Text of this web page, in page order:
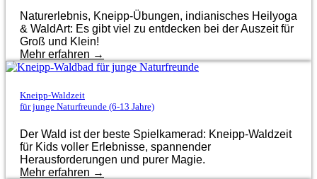
Naturerlebnis, Kneipp-Übungen, indianisches Heilyoga
& WaldArt: Es gibt viel zu entdecken bei der Auszeit für
Groß und Klein!
Mehr erfahren →
Kneipp-Waldzeit
für junge Naturfreunde (6-13 Jahre)
Der Wald ist der beste Spielkamerad: Kneipp-Waldzeit
für Kids voller Erlebnisse, spannender
Herausforderungen und purer Magie.
Mehr erfahren →